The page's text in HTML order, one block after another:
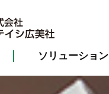
ソリューション